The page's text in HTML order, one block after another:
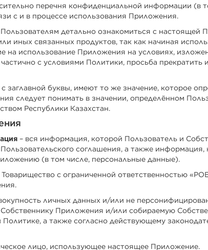
перечня конфиденциальной информации (в
с и в процессе использования Приложения.
детально ознакомиться с настоящей
иных связанных продуктов, так как начиная
на использование Приложения на условиях,
с условиями Политики, просьба прекратить
заглавной буквы, имеют то же значение, которое
следует понимать в значении, определённом
Республики Казахстан.
– вся информация, которой Пользователь и
соглашения, а также
(в том числе, персональные данные).
Товарищество с ограниченной ответственностью
личных данных и/или не
Приложения и/или собираемую
а также согласно действующему
лицо, использующее настоящее Приложение.